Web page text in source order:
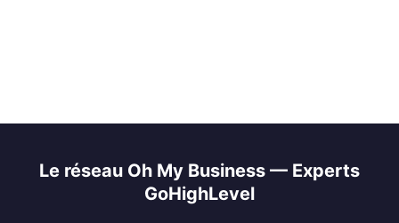
Le réseau Oh My Business — Experts
GoHighLevel